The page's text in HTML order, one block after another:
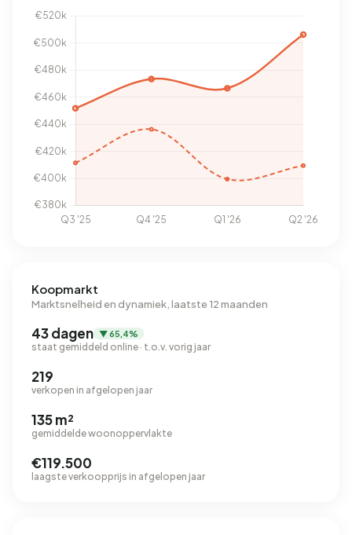
Koopmarkt
Marktsnelheid en dynamiek, laatste 12 maanden
43 dagen ▼ 65,4%
staat gemiddeld online · t.o.v. vorig jaar
219
verkopen in afgelopen jaar
135 m²
gemiddelde woonoppervlakte
€119.500
laagste verkoopprijs in afgelopen jaar